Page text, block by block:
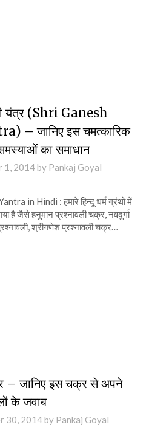
यंत्र (Shri Ganesh
– जानिए इस चमत्कारिक
का समाधान
1, 2014by Pankaj Goyal
in Hindi : हमारे हिन्दू धर्म ग्रंथो में
है जैसे हनुमान प्रश्नावली चक्र, नवदुर्गा
श्रीगणेश प्रश्नावली चक्र…
– जानिए इस चक्र से अपने
के जवाब
30, 2014by Pankaj Goyal